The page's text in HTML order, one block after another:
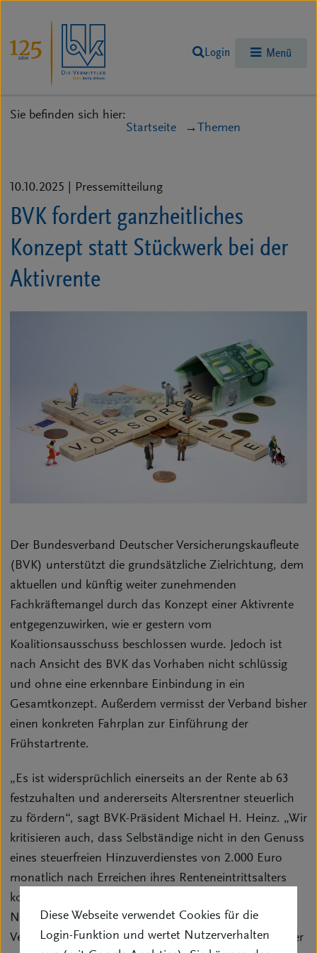
Diese Webseite verwendet Cookies für die
Login-Funktion und wertet Nutzerverhalten
Login Menü
Sie befinden sich hier:
Startseite
Themen
10.10.2025 | Pressemitteilung
BVK fordert ganzheitliches
Konzept statt Stückwerk bei der
Aktivrente
Der Bundesverband Deutscher Versicherungskaufleute
(BVK) unterstützt die grundsätzliche Zielrichtung, dem
aktuellen und künftig weiter zunehmenden
Fachkräftemangel durch das Konzept einer Aktivrente
entgegenzuwirken, wie er gestern vom
Koalitionsausschuss beschlossen wurde. Jedoch ist
nach Ansicht des BVK das Vorhaben nicht schlüssig
und ohne eine erkennbare Einbindung in ein
Gesamtkonzept. Außerdem vermisst der Verband bisher
einen konkreten Fahrplan zur Einführung der
Frühstartrente.
„Es ist widersprüchlich einerseits an der Rente ab 63
festzuhalten und andererseits Altersrentner steuerlich
zu fördern“, sagt BVK-Präsident Michael H. Heinz. „Wir
kritisieren auch, dass Selbständige nicht in den Genuss
eines steuerfreien Hinzuverdienstes von 2.000 Euro
monatlich nach Erreichen ihres Renteneintrittsalters
kommen sollen. Das ist z. B. im Hinblick auf den
Nachwuchsmangel bei den selbständigen
Versicherungsvermittlern eklatant benachteiligend. Hier